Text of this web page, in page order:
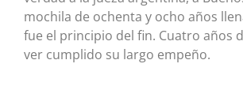
mochila de ochenta y ocho años
fue el principio del fin. Cuatro años
ver cumplido su largo empeño.